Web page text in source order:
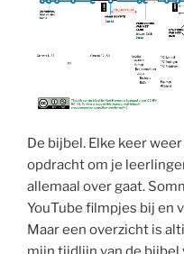
De bijbel. Elke keer
opdracht om je
allemaal over gaat.
YouTube filmpjes bij en
Maar een overzicht is